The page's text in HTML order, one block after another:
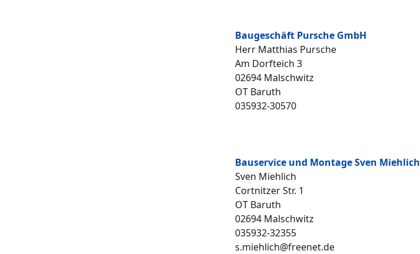
Baugeschäft Pursche GmbH
Herr Matthias Pursche
Am Dorfteich 3
02694 Malschwitz
OT Baruth
035932-30570
Bauservice und Montage Sven Miehlich
Sven Miehlich
Cortnitzer Str. 1
OT Baruth
02694 Malschwitz
035932-32355
s.miehlich@freenet.de